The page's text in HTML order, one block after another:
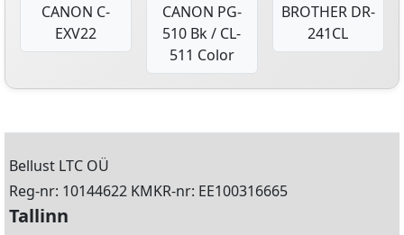
CANON C-
EXV22
CANON PG-
510 Bk / CL-
511 Color
BROTHER DR-
241CL
Bellust LTC OÜ
Reg-nr: 10144622 KMKR-nr: EE100316665
Tallinn